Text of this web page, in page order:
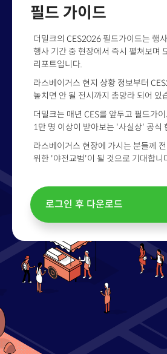
필드 가이드
더밀크의 CES2026 필드가이드는 행
행사 기간 중 현장에서 즉시 펼쳐보며
리포트입니다.
라스베이거스 현지 상황 정보부터
놓치면 안 될 전시까지 총망라 되어 있
더밀크는 매년 CES를 앞두고 필드가
1만 명 이상이 받아보는 '사실상' 공식
라스베이거스 현장에 가시는 분들께
위한 '야전교범'이 될 것으로 기대합니
로그인 후 다운로드